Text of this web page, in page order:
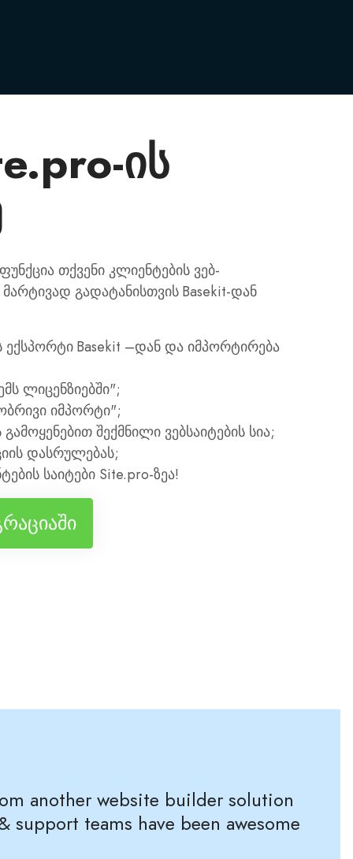
ის
თქვენი კლიენტების ვებ-
გადატანისთვის Basekit-დან
Basekit –დან და იმპორტირება
ლიცენზიებში";
იმპორტი";
შექმნილი ვებსაიტების სია;
დასრულებას;
საიტები Site.pro-ზეა!
another website builder solution
teams have been awesome